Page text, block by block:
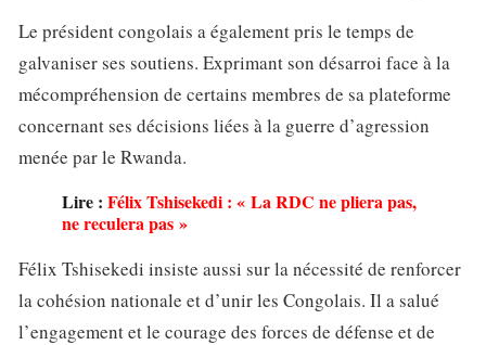
Le président congolais a également pris le temps de
galvaniser ses soutiens. Exprimant son désarroi face à la
mécompréhension de certains membres de sa plateforme
concernant ses décisions liées à la guerre d’agression
menée par le Rwanda.
Lire : Félix Tshisekedi : « La RDC ne pliera pas,
ne reculera pas »
Félix Tshisekedi insiste aussi sur la nécessité de renforcer
la cohésion nationale et d’unir les Congolais. Il a salué
l’engagement et le courage des forces de défense et de